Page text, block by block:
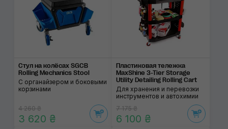
Стул на колёсах SGCB
Rolling Mechanics Stool
С органайзером и боковыми
корзинами
4 260 ₴
3 620 ₴
Пластиковая тележка
MaxShine 3-Tier Storage
Utility Detailing Rolling Cart
Для хранения и перевозки
инструментов и автохимии
7 175 ₴
6 100 ₴